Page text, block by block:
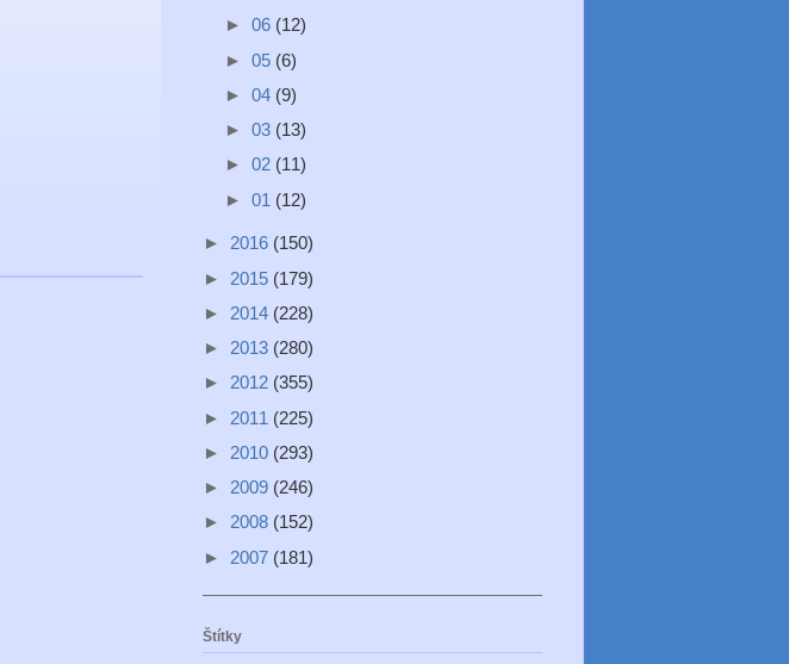
► 06 (12)
► 05 (6)
► 04 (9)
► 03 (13)
► 02 (11)
► 01 (12)
► 2016 (150)
► 2015 (179)
► 2014 (228)
► 2013 (280)
► 2012 (355)
► 2011 (225)
► 2010 (293)
► 2009 (246)
► 2008 (152)
► 2007 (181)
Štítky